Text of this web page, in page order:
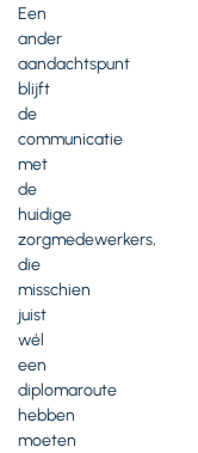
Een
ander
aandachtspunt
blijft
de
communicatie
met
de
huidige
zorgmedewerkers,
die
misschien
juist
wél
een
diplomaroute
hebben
moeten